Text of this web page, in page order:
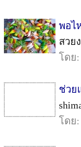
พอไ
สวย
โดย:
ช่วย
โดย: